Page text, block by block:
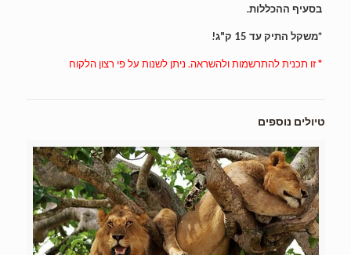
בסעיף ההכללות.
*משקל התיק עד 15 ק"ג!
* זו תכנית להתרשמות ולהשראה. ניתן לשנות על פי רצון הלקוח
טיולים נוספים